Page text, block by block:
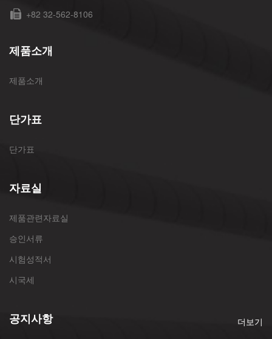
+82 32-562-8106
제품소개
제품소개
단가표
단가표
자료실
제품관련자료실
승인서류
시험성적서
시국세
공지사항 더보기